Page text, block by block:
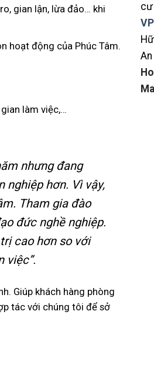
gian lận, lừa đảo… khi
hoạt động của Phúc Tâm.
làm việc,…
nhưng đang
hơn. Vì vậy,
Tham gia đào
đức nghề nghiệp.
cao hơn so với
việc”.
Giúp khách hàng phòng
tác với chúng tôi để sở
cư
An